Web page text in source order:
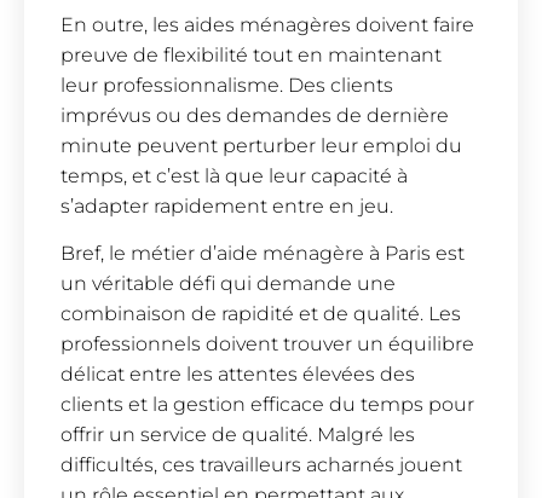
En outre, les aides ménagères doivent faire
preuve de flexibilité tout en maintenant
leur professionnalisme. Des clients
imprévus ou des demandes de dernière
minute peuvent perturber leur emploi du
temps, et c’est là que leur capacité à
s’adapter rapidement entre en jeu.
Bref, le métier d’aide ménagère à Paris est
un véritable défi qui demande une
combinaison de rapidité et de qualité. Les
professionnels doivent trouver un équilibre
délicat entre les attentes élevées des
clients et la gestion efficace du temps pour
offrir un service de qualité. Malgré les
difficultés, ces travailleurs acharnés jouent